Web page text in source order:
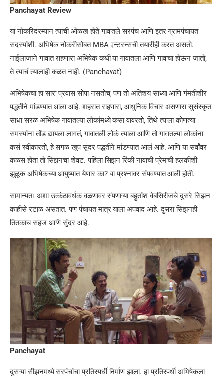
Panchayat Review
या नोकरिदरम्यान त्याची ओळख होते गावातले सरपंच आणि इतर ग्रामपंचायत
सदस्यांशी. अभिषेक नोकरीसोबत MBA एन्टरन्सची तयारीही करत असतो.
नाईलाजाने गावात राहणारा अभिषेक कधी या गावातला आणि गावाचा होऊन जातो,
ते त्याचं त्यालाही कळत नाही. (Panchayat)
अभिषेकचा हा सारा प्रवास सोपा नसतोच, पण तो अतिशय साध्या आणि गंमतीशीर
पद्धतीने मांडण्यात आला आहे. शहरात राहणारा, आधुनिक विचार असणारा सुसंस्कृत
साधा सरळ अभिषेक गावातल्या लोकांमध्ये कसा वावरतो, तिथे त्याला कोणत्या
समस्यांना तोंड द्यायला लागतं, गावातली लोकं त्याला आणि तो गावातल्या लोकांना
कसं स्वीकारतो, हे सगळं खूप सुंदर पद्धतीने मांडण्यात आलं आहे. आणि या सर्वांवर
कळस होता तो सिझनचा शेवट. पहिला सिझन रिंकी नावाची प्रेमाची हलकीशी
झुळूक अभिषेकच्या आयुष्यात येणार का? या प्रश्नावर संपवण्यात आली होती.
सामान्यतः अशा उत्कंठावर्धक वळणावर संपणाऱ्या बहुतांश वेबसिरीजचे दुसरे सिझन
काहीसे रटाळ असतात. पण पंचायत मात्र याला अपवाद आहे. दुसरा सिझनही
तितकाच सहज आणि सुंदर आहे.
Panchayat
दुसऱ्या सीझनमध्ये सरपंचांचा प्रतिस्पर्धी निर्माण झाला. हा प्रतिस्पर्धी अभिषेकला